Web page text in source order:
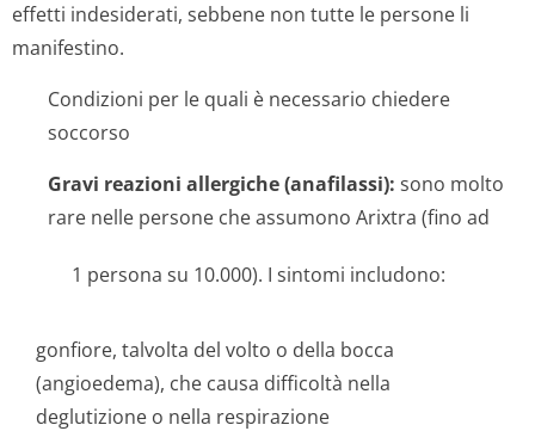
effetti indesiderati, sebbene non tutte le persone li
manifestino.
Condizioni per le quali è necessario chiedere
soccorso
Gravi reazioni allergiche (anafilassi): sono molto
rare nelle persone che assumono Arixtra (fino ad
1 persona su 10.000). I sintomi includono:
gonfiore, talvolta del volto o della bocca
(angioedema), che causa difficoltà nella
deglutizione o nella respirazione